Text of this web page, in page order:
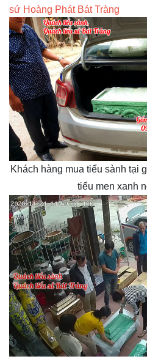
sứ Hoàng Phát Bát Tràng
Khách hàng mua tiểu sành tại
tiểu men xanh